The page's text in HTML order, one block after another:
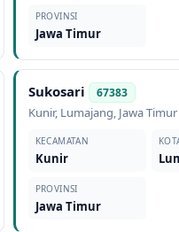
PROVINSI
Jawa Timur
Sukosari 67383
Kunir, Lumajang, Jawa Timur
KECAMATAN
Kunir
PROVINSI
Jawa Timur